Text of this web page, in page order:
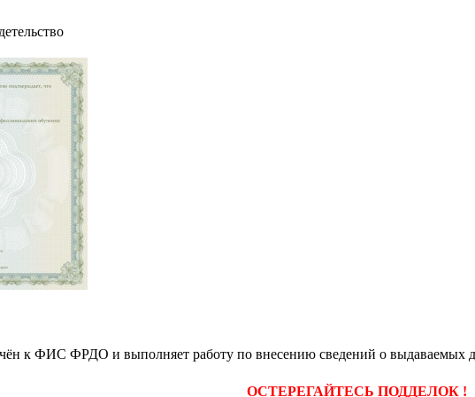
к ФИС ФРДО и выполняет работу по внесению сведений о выдаваемых
ОСТЕРЕГАЙТЕСЬ ПОДДЕЛОК !